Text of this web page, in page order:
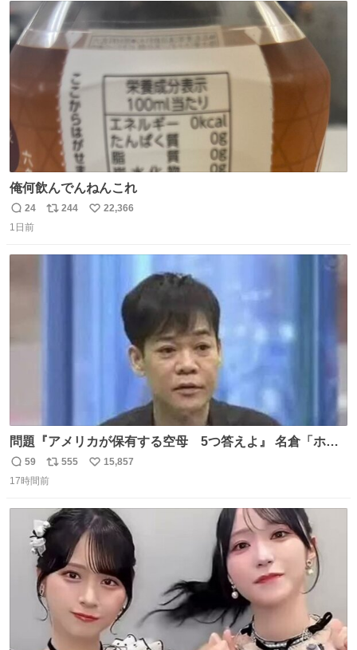
ト
数
俺何飲んでんねんこれ
返
信
24
リ
244
い
22,366
1日前
問題『アメリカが保有する空母 5つ答えよ』 名倉「ホン
マごめん、日本」
返
信
59
リ
ポ
ト
数
555
い
数
15,857
17時間前